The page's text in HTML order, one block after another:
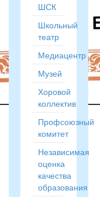
ШСК
Школьный
театр
Медиацентр
Музей
Хоровой
коллектив
Профсоюзный
комитет
Независимая
оценка
качества
образования